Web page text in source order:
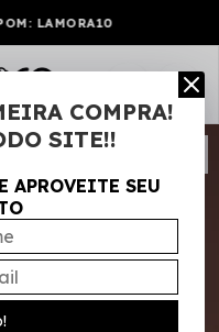
LAMORA10
0
COMPRA!
SITE!!
APROVEITE SEU